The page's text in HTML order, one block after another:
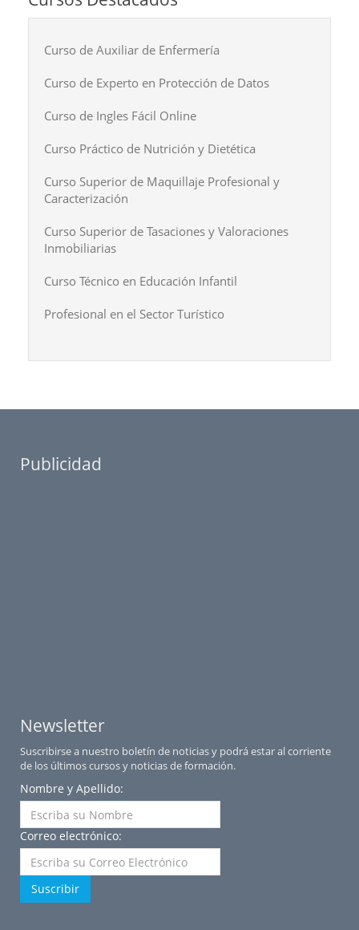
Curso de Auxiliar de Enfermería
Curso de Experto en Protección de Datos
Curso de Ingles Fácil Online
Curso Práctico de Nutrición y Dietética
Curso Superior de Maquillaje Profesional y
Caracterización
Curso Superior de Tasaciones y Valoraciones
Inmobiliarias
Curso Técnico en Educación Infantil
Profesional en el Sector Turístico
Publicidad
Newsletter
Suscribirse a nuestro boletín de noticias y podrá estar al corriente
de los últimos cursos y noticias de formación.
Nombre y Apellido:
Correo electrónico:
Suscribir